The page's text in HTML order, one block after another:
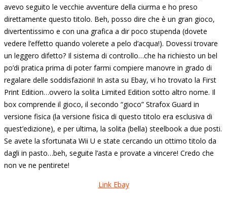
avevo seguito le vecchie avventure della ciurma e ho preso
direttamente questo titolo. Beh, posso dire che è un gran gioco,
divertentissimo e con una grafica a dir poco stupenda (dovete
vedere l’effetto quando volerete a pelo d’acqua!). Dovessi trovare
un leggero difetto? Il sistema di controllo…che ha richiesto un bel
po’di pratica prima di poter farmi compiere manovre in grado di
regalare delle soddisfazioni! In asta su Ebay, vi ho trovato la First
Print Edition…ovvero la solita Limited Edition sotto altro nome. Il
box comprende il gioco, il secondo “gioco” Strafox Guard in
versione fisica (la versione fisica di questo titolo era esclusiva di
quest’edizione), e per ultima, la solita (bella) steelbook a due posti.
Se avete la sfortunata Wii U e state cercando un ottimo titolo da
dagli in pasto…beh, seguite l’asta e provate a vincere! Credo che
non ve ne pentirete!
Link Ebay